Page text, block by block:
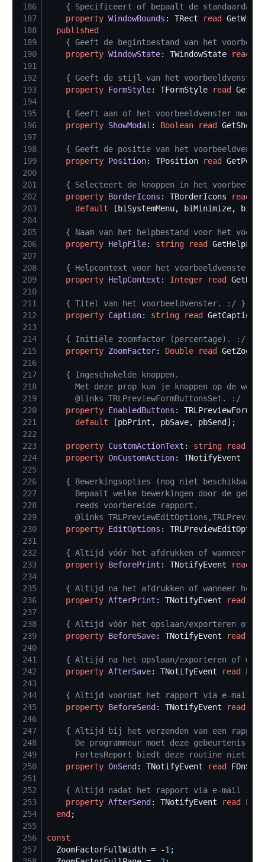
186
{ Specificeert of bepaalt de
187
property WindowBounds : TRect read
188
published
189
{ Geeft de begintoestand van het
190
property WindowState: TWindowState read
191
192
{ Geeft de stijl van het
193
property FormStyle: TFormStyle read
194
195
{ Geeft aan of het voorbeeldvenster
196
property ShowModal : Boolean read
197
198
{ Geeft de positie van het
199
property Position: TPosition read
200
201
{ Selecteert de knoppen in het
202
property BorderIcons : TBorderIcons read
203
default
204
205
{ Naam van het helpbestand voor het
206
property HelpFile: string read
207
208
{ Helpcontext voor het
209
property HelpContext : Integer read
210
211
{ Titel van het voorbeeldvenster. :/ }
212
property Caption: string read GetCaption
213
214
{ Initiële zoomfactor (percentage). :/
215
property ZoomFactor: Double read
216
217
{
218
219
      @links TRLPreviewFormButtonsSet. :/
}
220
property EnabledButtons :
221
default
222
223
property CustomActionText : string read
224
property OnCustomAction: TNotifyEvent
225
226
{
227
228
229
@links
230
property EditOptions :
231
232
{ Altijd vóór het afdrukken of wanneer
233
property BeforePrint : TNotifyEvent read
234
235
{ Altijd na het afdrukken of wanneer
236
property AfterPrint : TNotifyEvent read
237
238
{ Altijd vóór het opslaan/exporteren of
239
property BeforeSave: TNotifyEvent read
240
241
{ Altijd na het opslaan/exporteren of
242
property AfterSave: TNotifyEvent read
243
244
{ Altijd voordat het rapport via e-mail
245
property BeforeSend : TNotifyEvent read
246
247
{
248
249
FortesReport biedt deze routine niet,
250
property OnSend : TNotifyEvent read
251
252
{ Altijd nadat het rapport via e-mail is
253
property AfterSend : TNotifyEvent read
254
end
255
256
const
257
  ZoomFactorFullWidth = -
1